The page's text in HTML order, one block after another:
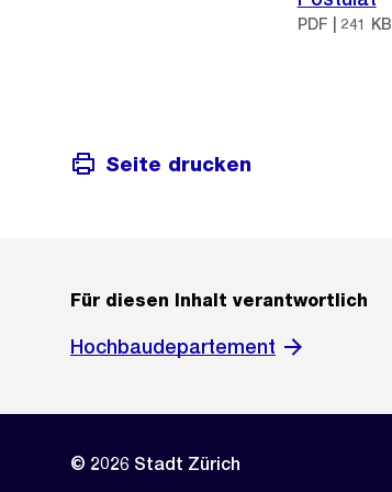
PDF | 241 KB
Seite drucken
Für diesen Inhalt verantwortlich
Hochbaudepartement
© 2026 Stadt Zürich